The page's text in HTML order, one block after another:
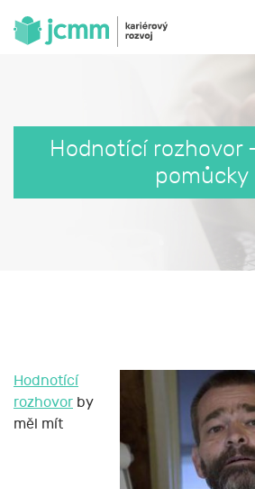
Hodnotící rozhovor
pomůcky
Hodnotící
rozhovor by
měl mít